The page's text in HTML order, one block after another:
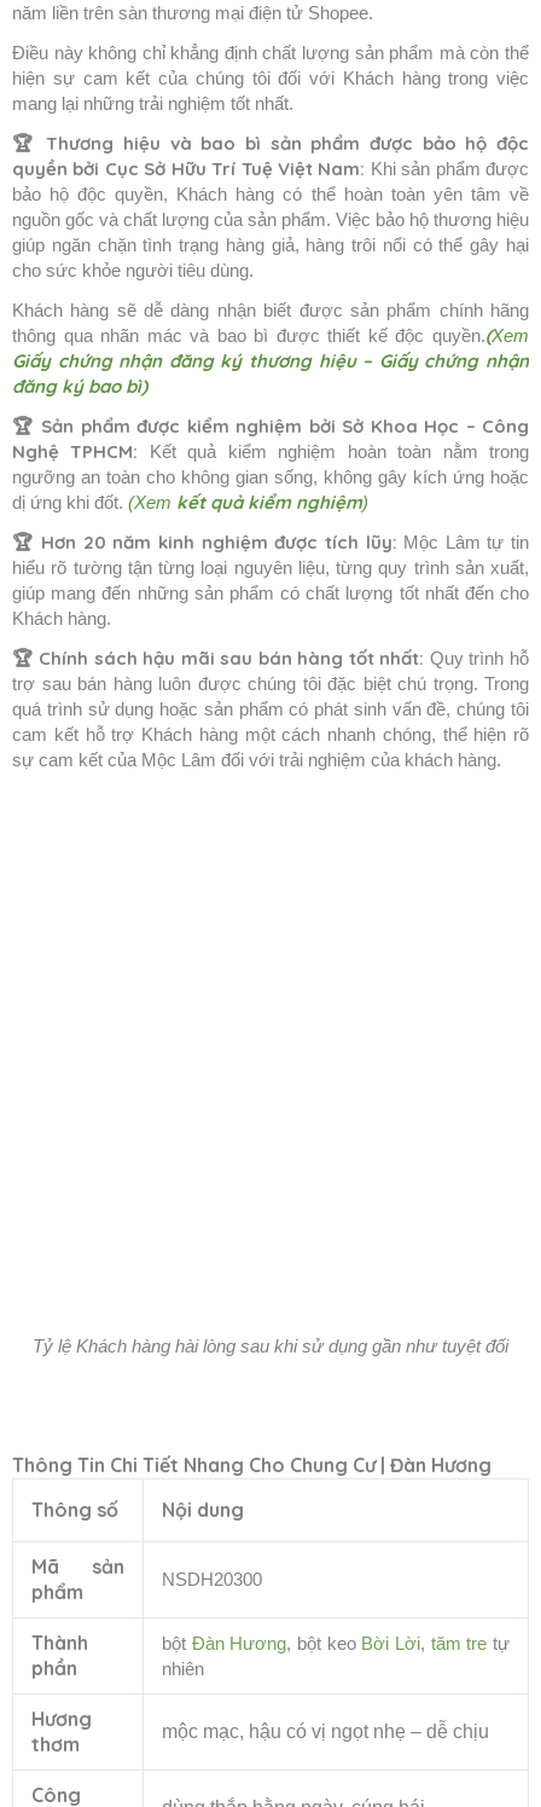
năm liền trên sàn thương mại điện tử Shopee.
Điều này không chỉ khẳng định chất lượng sản phẩm mà còn thể
hiện sự cam kết của chúng tôi đối với Khách hàng trong việc
mang lại những trải nghiệm tốt nhất.
🏆 Thương hiệu và bao bì sản phẩm được bảo hộ độc
quyền bởi Cục Sở Hữu Trí Tuệ Việt Nam: Khi sản phẩm được
bảo hộ độc quyền, Khách hàng có thể hoàn toàn yên tâm về
nguồn gốc và chất lượng của sản phẩm. Việc bảo hộ thương hiệu
giúp ngăn chặn tình trạng hàng giả, hàng trôi nổi có thể gây hại
cho sức khỏe người tiêu dùng.
Khách hàng sẽ dễ dàng nhận biết được sản phẩm chính hãng
thông qua nhãn mác và bao bì được thiết kế độc quyền.(Xem
Giấy chứng nhận đăng ký thương hiệu– Giấy chứng nhận
đăng ký bao bì)
🏆 Sản phẩm được kiểm nghiệm bởi Sở Khoa Học – Công
Nghệ TPHCM:
Kết quả kiểm nghiệm hoàn toàn nằm trong
ngưỡng an toàn cho không gian sống, không gây kích ứng hoặc
dị ứng khi đốt. (Xem kết quả kiểm nghiệm)
🏆 Hơn 20 năm kinh nghiệm được tích lũy: Mộc Lâm tự tin
hiểu rõ tường tận từng loại nguyên liệu, từng quy trình sản xuất,
giúp mang đến những sản phẩm có chất lượng tốt nhất đến cho
Khách hàng.
🏆 Chính sách hậu mãi sau bán hàng tốt nhất: Quy trình hỗ
trợ sau bán hàng luôn được chúng tôi đặc biệt chú trọng. Trong
quá trình sử dụng hoặc sản phẩm có phát sinh vấn đề, chúng tôi
cam kết hỗ trợ Khách hàng một cách nhanh chóng, thể hiện rõ
sự cam kết của Mộc Lâm đối với trải nghiệm của khách hàng.
Tỷ lệ Khách hàng hài lòng sau khi sử dụng gần như tuyệt đối
Thông Tin Chi Tiết Nhang Cho Chung Cư | Đàn Hương
Thông số
Nội dung
Mã sản
phẩm
NSDH20300
Thành
phần
bột Đàn Hương, bột keo Bời Lời, tăm tre tự
nhiên
Hương
thơm
mộc mạc, hậu có vị ngọt nhẹ – dễ chịu
Công